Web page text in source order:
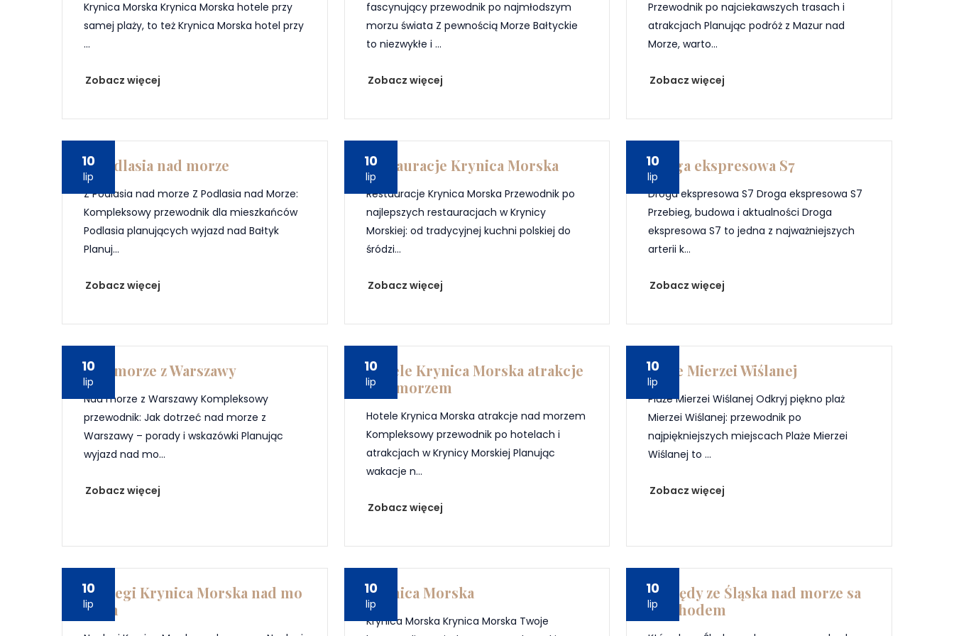
Krynica Morska Krynica Morska hotele przy
samej plaży, to też Krynica Morska hotel przy
...
Zobacz więcej
fascynujący przewodnik po najmłodszym
morzu świata Z pewnością Morze Bałtyckie
to niezwykłe i ...
Zobacz więcej
Przewodnik po najciekawszych trasach i
atrakcjach Planując podróż z Mazur nad
Morze, warto...
Zobacz więcej
10
lip
Z Podlasia nad morze
Z Podlasia nad morze Z Podlasia nad Morze:
Kompleksowy przewodnik dla mieszkańców
Podlasia planujących wyjazd nad Bałtyk
Planuj...
Zobacz więcej
10
lip
Restauracje Krynica Morska
Restauracje Krynica Morska Przewodnik po
najlepszych restauracjach w Krynicy
Morskiej: od tradycyjnej kuchni polskiej do
śródzi...
Zobacz więcej
10
lip
Droga ekspresowa S7
Droga ekspresowa S7 Droga ekspresowa S7
Przebieg, budowa i aktualności Droga
ekspresowa S7 to jedna z najważniejszych
arterii k...
Zobacz więcej
10
lip
Nad morze z Warszawy
Nad morze z Warszawy Kompleksowy
przewodnik: Jak dotrzeć nad morze z
Warszawy – porady i wskazówki Planując
wyjazd nad mo...
Zobacz więcej
10
lip
Hotele Krynica Morska atrakcje
nad morzem
Hotele Krynica Morska atrakcje nad morzem
Kompleksowy przewodnik po hotelach i
atrakcjach w Krynicy Morskiej Planując
wakacje n...
Zobacz więcej
10
lip
Plaże Mierzei Wiślanej
Plaże Mierzei Wiślanej Odkryj piękno plaż
Mierzei Wiślanej: przewodnik po
najpiękniejszych miejscach Plaże Mierzei
Wiślanej to ...
Zobacz więcej
10
lip
Noclegi Krynica Morska nad mo
rzem
10
lip
Krynica Morska
Krynica Morska Krynica Morska Twoje
10
lip
Którędy ze Śląska nad morze sa
mochodem